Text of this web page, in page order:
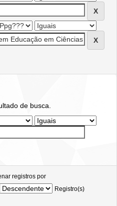
de busca.
registros por
Registro(s)